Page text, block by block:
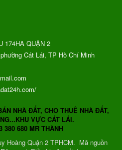
174HA QUẬN 2
Cát Lái, TP Hồ Chí Minh
NHÀ ĐẤT, CHO THUÊ NHÀ ĐẤT,
VỰC CÁT LÁI.
380 680 MR THÀNH
Hoàng Quận 2 TPHCM. Mã nguồn